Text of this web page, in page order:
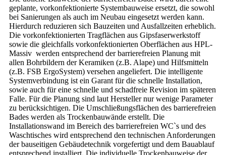
geplante, vorkonfektionierte Systembauweise ersetzt, die sowohl
bei Sanierungen als auch im Neubau eingesetzt werden kann.
Hierdurch reduzieren sich Bauzeiten und Ausfallzeiten erheblich.
Die vorkonfektionierten Tragflächen aus Gipsfaserwerkstoff
sowie die gleichfalls vorkonfektionierten Oberflächen aus HPL-
Massiv werden entsprechend der barrierefreien Planung mit
allen Bohrbildern der Keramiken (z.B. Alape) und Hilfsmitteln
(z.B. FSB ErgoSystem) versehen angeliefert. Die intelligente
Systemverbindung ist ein Garant für die schnelle Installation,
sowie auch für eine schnelle und schadfreie Revision im späteren
Falle. Für die Planung sind laut Hersteller nur wenige Parameter
zu berücksichtigen. Die Umschließungsflächen des barrierefreien
Bades werden als Trockenbauwände erstellt. Die
Installationswand im Bereich des barrierefreien WC`s und des
Waschtisches wird entsprechend den technischen Anforderungen
der bauseitigen Gebäudetechnik vorgefertigt und dem Bauablauf